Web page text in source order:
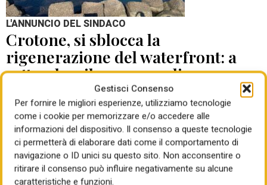
Gestisci Consenso
Per fornire le migliori esperienze, utilizziamo tecnologie
come i cookie per memorizzare e/o accedere alle
informazioni del dispositivo. Il consenso a queste tecnologie
ci permetterà di elaborare dati come il comportamento di
navigazione o ID unici su questo sito. Non acconsentire o
ritirare il consenso può influire negativamente su alcune
caratteristiche e funzioni.
L'ANNUNCIO DEL SINDACO
Crotone, si sblocca la
rigenerazione del waterfront: a
settembre il concorso di
progettazione
05 Ago 2026 di Mauro Giansante